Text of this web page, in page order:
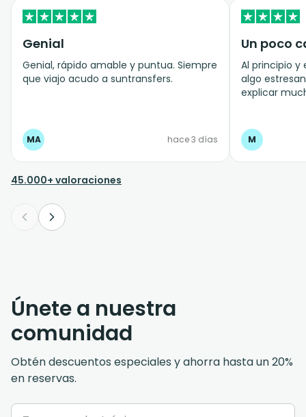
Genial
Genial, rápido amable y puntua. Siempre
que viajo acudo a suntransfers.
MA hace 3 días
Un poco
Al principio y
algo
explicar
para salir al
Cuando
dijeron que
comentarios
arreglaron.
M
45.000+ valoraciones
Únete a nuestra
comunidad
Obtén descuentos especiales y ahorra hasta un 20%
en reservas.